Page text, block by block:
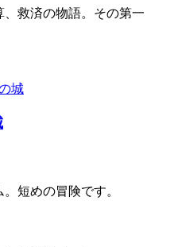
、救済の物語。その第一
短めの冒険です。